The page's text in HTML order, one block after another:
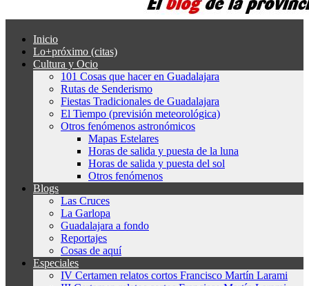
Inicio
Lo+próximo (citas)
Cultura y Ocio
101 Cosas que hacer en Guadalajara
Rutas de Senderismo
Fiestas Tradicionales de Guadalajara
El Tiempo (previsión meteorológica)
Otros fenómenos astronómicos
Mapas Estelares
Horas de salida y puesta de la luna
Horas de salida y puesta del sol
Otros fenómenos
Blogs
Las Cruces
La Garlopa
Guadalajara a fondo
Reportajes
Cosas de aquí
Especiales
IV Certamen relatos cortos Francisco Martín Larami